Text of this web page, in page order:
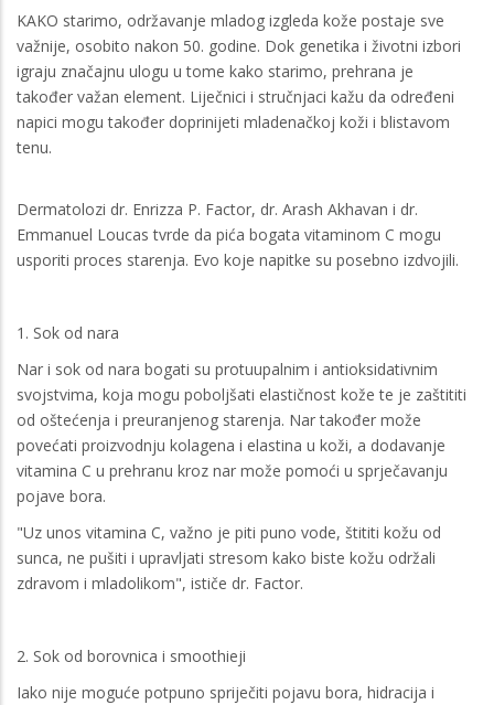
KAKO starimo, održavanje mladog izgleda kože postaje sve
važnije, osobito nakon 50. godine. Dok genetika i životni izbori
igraju značajnu ulogu u tome kako starimo, prehrana je
također važan element. Liječnici i stručnjaci kažu da određeni
napici mogu također doprinijeti mladenačkoj koži i blistavom
tenu.
Dermatolozi dr. Enrizza P. Factor, dr. Arash Akhavan i dr.
Emmanuel Loucas tvrde da pića bogata vitaminom C mogu
usporiti proces starenja. Evo koje napitke su posebno izdvojili.
1. Sok od nara
Nar i sok od nara bogati su protuupalnim i antioksidativnim
svojstvima, koja mogu poboljšati elastičnost kože te je zaštititi
od oštećenja i preuranjenog starenja. Nar također može
povećati proizvodnju kolagena i elastina u koži, a dodavanje
vitamina C u prehranu kroz nar može pomoći u sprječavanju
pojave bora.
"Uz unos vitamina C, važno je piti puno vode, štititi kožu od
sunca, ne pušiti i upravljati stresom kako biste kožu održali
zdravom i mladolikom", ističe dr. Factor.
2. Sok od borovnica i smoothieji
Iako nije moguće potpuno spriječiti pojavu bora, hidracija i